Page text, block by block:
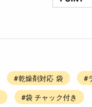
#乾燥剤対応 袋
#
#袋 チャック付き